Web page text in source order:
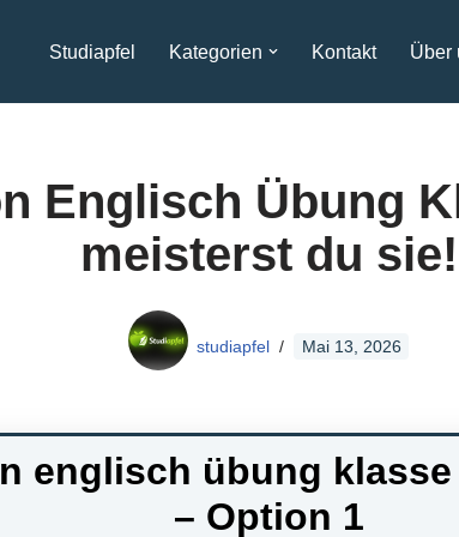
Studiapfel Kategorien Kontakt Über
Englisch Übung
meisterst du sie!
studiapfel Mai 13, 2026
englisch übung
– Option 1